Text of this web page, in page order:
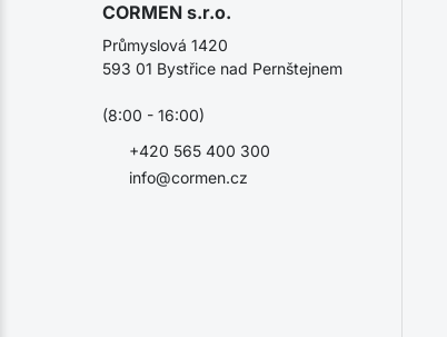
CORMEN s.r.o.
info@cormen.cz
+420 565 400 300
Průmyslová 1420
593 01 Bystřice nad Pernštejnem
(8:00 - 16:00)